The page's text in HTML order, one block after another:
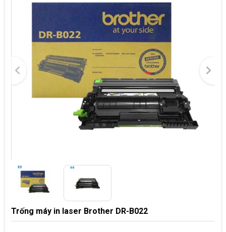
Trống máy in laser Brother DR-B022